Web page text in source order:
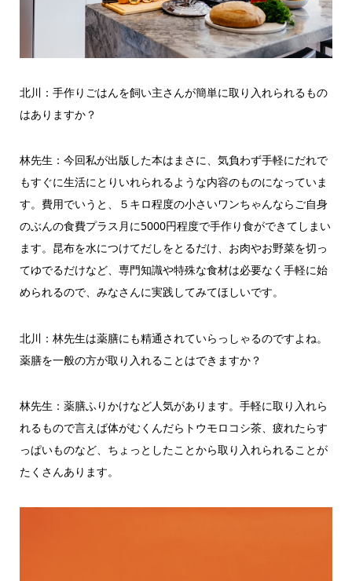
北川：手作りごはんを飼い主さんが簡単に取り入れられるもの
はありますか？
林先生：今回私が出版した本はまさに、気負わず手軽にだれで
もすぐに生活にとりいれられるような内容のものになっていま
す。費用でいうと、５キロ程度の小さいワンちゃんならご自身
のぶんの食費プラス月に5000円程度で手作り食ができてしまい
ます。昆布を水につけてだしをとるだけ、お肉やお野菜を切っ
てゆでるだけなど、専門知識や特殊な食材は必要なく手軽に始
められるので、みなさんに実践してみてほしいです。
北川：林先生は薬膳にも精通されていらっしゃるのですよね。
薬膳を一般の方が取り入れることはできますか？
林先生：薬膳ふりかけなど人気があります。手軽に取り入れら
れるもので言えば体がむくんだらトウモロコシ茶、疲れたらす
っぱいものなど、ちょっとしたことから取り入れられることが
たくさんあります。